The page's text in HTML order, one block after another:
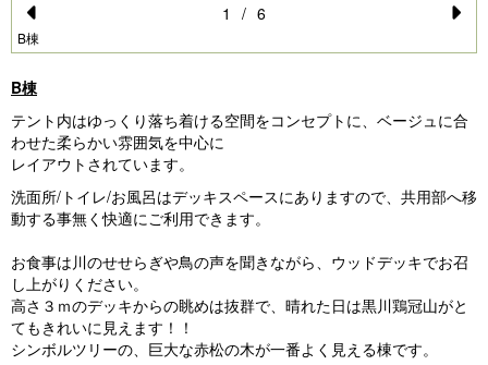
Pr
e
vi
o
u
s
B棟
xt
1 / 6
B棟
テント内はゆっくり落ち着ける空間をコンセプトに、ベージュに合
わせた柔らかい雰囲気を中心に
レイアウトされています。
洗面所/トイレ/お風呂はデッキスペースにありますので、共用部へ移
動する事無く快適にご利用できます。
お食事は川のせせらぎや鳥の声を聞きながら、ウッドデッキでお召
し上がりください。
高さ３ｍのデッキからの眺めは抜群で、晴れた日は黒川鶏冠山がと
てもきれいに見えます！！
シンボルツリーの、巨大な赤松の木が一番よく見える棟です。